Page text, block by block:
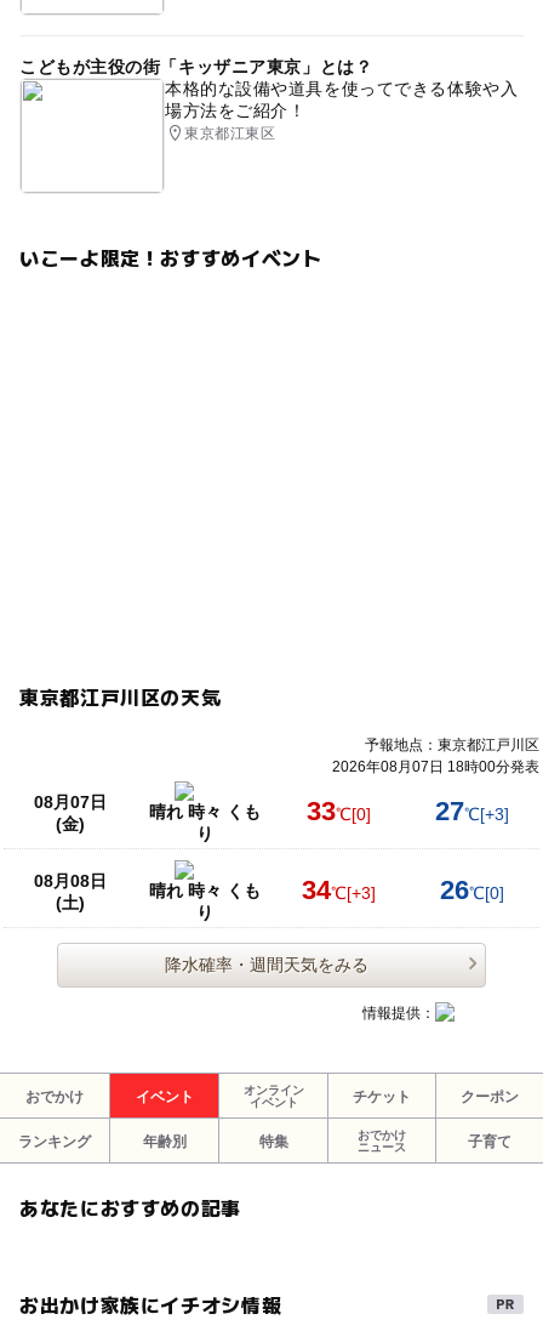
こどもが主役の街「キッザニア東京」とは？
本格的な設備や道具を使ってできる体験や入
場方法をご紹介！
東京都江東区
いこーよ限定！おすすめイベント
東京都江戸川区の天気
予報地点：東京都江戸川区
2026年08月07日 18時00分発表
08月07日
(金)
晴れ 時々 くも
り
33℃[0] 27℃[+3]
08月08日
(土)
晴れ 時々 くも
り
34℃[+3] 26℃[0]
降水確率・週間天気をみる
情報提供：
おでかけ イベント
オンライン
イベント
チケット クーポン
ランキング 年齢別 特集
おでかけ
ニュース
子育て
あなたにおすすめの記事
お出かけ家族にイチオシ情報